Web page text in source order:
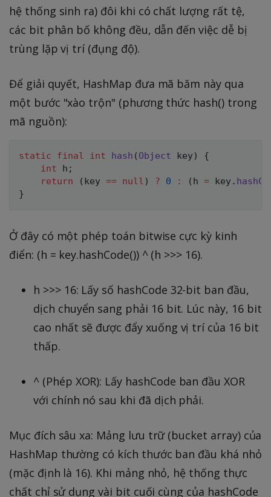
hệ thống sinh ra) đôi khi có chất lượng rất tệ,
các bit phân bố không đều, dẫn đến việc dễ bị
trùng lặp vị trí (đụng độ).
Để giải quyết, HashMap đưa mã băm này qua
một bước "xào trộn" (phương thức hash() trong
mã nguồn):
static final int hash ( Object key)
{
int h ;
return
( key == null ) ? 0 : ( h = key.
}
Ở đây có một phép toán bitwise cực kỳ kinh
điển: (h = key.hashCode()) ^ (h >>> 16).
h >>> 16: Lấy số hashCode 32-bit ban đầu,
dịch chuyển sang phải 16 bit. Lúc này, 16 bit
cao nhất sẽ được đẩy xuống vị trí của 16 bit
thấp.
^ (Phép XOR): Lấy hashCode ban đầu XOR
với chính nó sau khi đã dịch phải.
Mục đích sâu xa: Mảng lưu trữ (bucket array) của
HashMap thường có kích thước ban đầu khá nhỏ
(mặc định là 16). Khi mảng nhỏ, hệ thống thực
chất chỉ sử dụng vài bit cuối cùng của hashCode